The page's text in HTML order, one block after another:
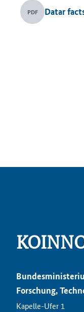
PDF Datar
Forschung,
Kapelle-Ufer 1